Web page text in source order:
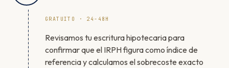
GRATUITO · 24-48H
Revisamos tu escritura hipotecaria para
confirmar que el IRPH figura como índice de
referencia y calculamos el sobrecoste exacto